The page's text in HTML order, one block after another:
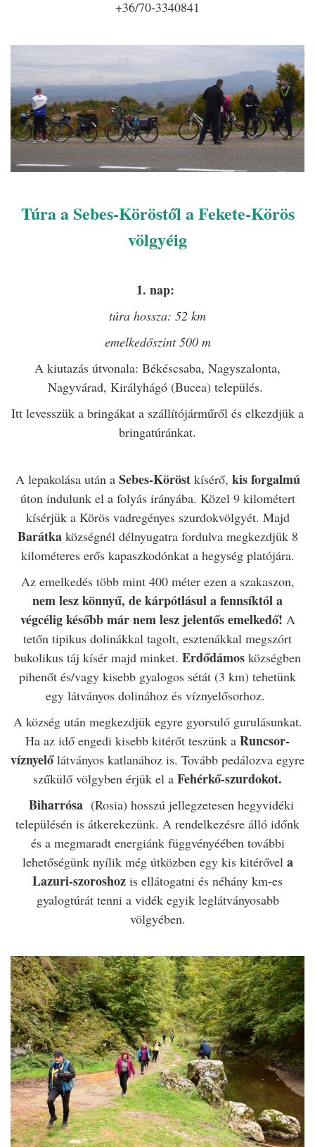
+36/70-3340841
Túra a Sebes-Köröstől a Fekete-Körös
völgyéig
1. nap:
túra hossza: 52 km
emelkedőszint 500 m
A kiutazás útvonala: Békéscsaba, Nagyszalonta,
Nagyvárad, Királyhágó (Bucea) település.
Itt levesszük a bringákat a szállítójárműről és elkezdjük a
bringatúránkat.
A lepakolása után a Sebes-Köröstkísérő, kis forgalmú
úton indulunk el a folyás irányába. Közel 9 kilométert
kísérjük a Körös vadregényes szurdokvölgyét. Majd
Barátkaközségnél délnyugatra fordulva megkezdjük 8
kilométeres erős kapaszkodónkat a hegység platójára.
Az emelkedés több mint 400 méter ezen a szakaszon,
nem lesz könnyű, de kárpótlásul a fennsíktól a
végcélig később már nem lesz jelentős emelkedő! A
tetőn tipikus dolinákkal tagolt, esztenákkal megszórt
bukolikus táj kísér majd minket. Erdődámos községben
pihenőt és/vagy kisebb gyalogos sétát (3 km) tehetünk
egy látványos dolinához és víznyelősorhoz.
A község után megkezdjük egyre gyorsuló gurulásunkat.
Ha az idő engedi kisebb kitérőt teszünk a Runcsor-
víznyelőlátványos katlanához is. Tovább pedálozva egyre
szűkülő völgyben érjük el a Fehérkő-szurdokot.
Biharrósa (Rosia) hosszú jellegzetesen hegyvidéki
településén is átkerekezünk. A rendelkezésre álló időnk
és a megmaradt energiánk függvényéében további
lehetőségünk nyílik még útközben egy kis kitérővel a
Lazuri-szoroshoz is ellátogatni és néhány km-es
gyalogtúrát tenni a vidék egyik leglátványosabb
völgyében.